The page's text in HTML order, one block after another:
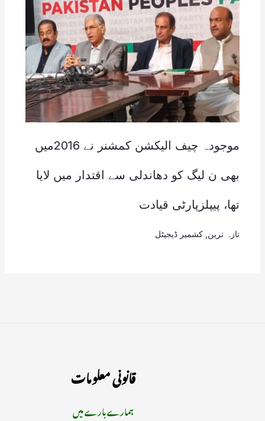
موجودہ چیف الیکشن کمشنر نے 2016میں
بھی ن لیگ کو دھاندلی سے اقتدار میں لایا
تھا، پیپلزپارٹی قیادت
تازہ ترین کشمیر ڈیجیٹل
قانونی معلومات
ہمارے بارے میں